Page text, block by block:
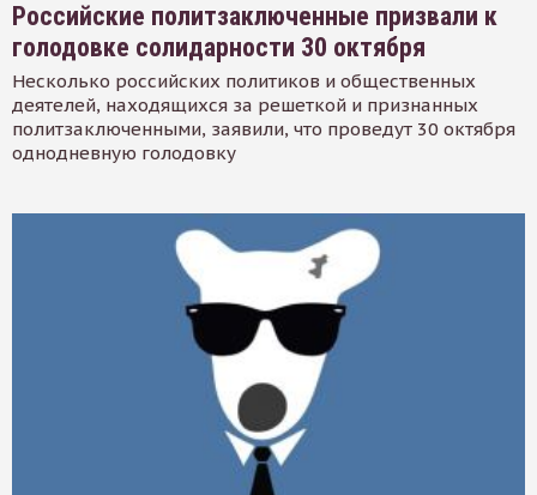
Российские политзаключенные призвали к
голодовке солидарности 30 октября
Несколько российских политиков и общественных
деятелей, находящихся за решеткой и признанных
политзаключенными, заявили, что проведут 30 октября
однодневную голодовку